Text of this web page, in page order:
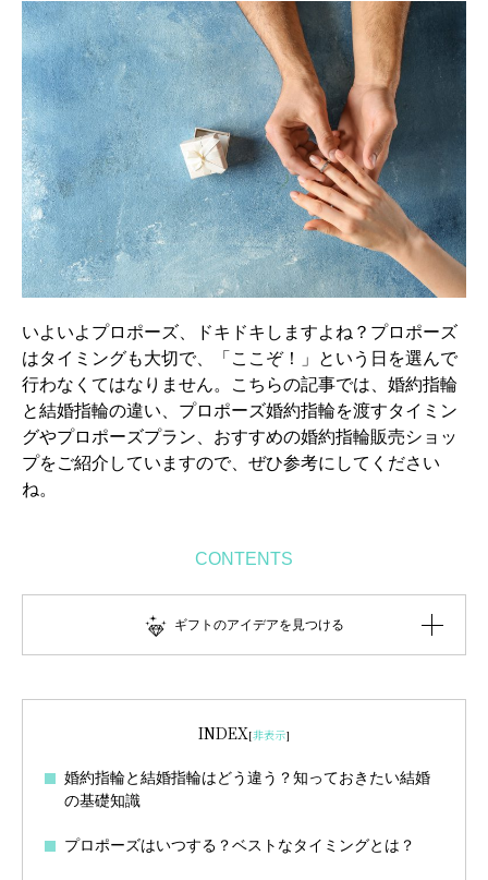
いよいよプロポーズ、ドキドキしますよね？プロポーズ
はタイミングも大切で、「ここぞ！」という日を選んで
行わなくてはなりません。こちらの記事では、婚約指輪
と結婚指輪の違い、プロポーズ婚約指輪を渡すタイミン
グやプロポーズプラン、おすすめの婚約指輪販売ショッ
プをご紹介していますので、ぜひ参考にしてください
ね。
CONTENTS
ギフトのアイデアを見つける
INDEX[非表示]
婚約指輪と結婚指輪はどう違う？知っておきたい結婚
の基礎知識
プロポーズはいつする？ベストなタイミングとは？